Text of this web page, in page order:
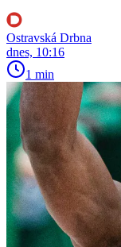
Ostravská Drbna
dnes, 10:16
1 min